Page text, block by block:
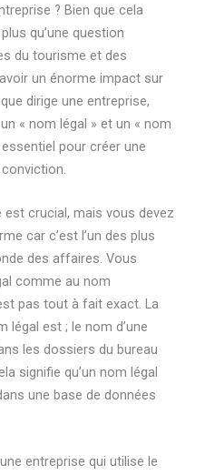
? Bien que cela
qu’une question
du tourisme et des
un énorme impact sur
dirige une entreprise,
« nom légal » et un « nom
pour créer une
est crucial, mais vous devez
car c’est l’un des plus
des affaires. Vous
comme au nom
pas tout à fait exact. La
légal est ; le nom d’une
les dossiers du bureau
signifie qu’un nom légal
une base de données
entreprise qui utilise le